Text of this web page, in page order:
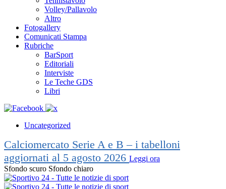
Volley/Pallavolo
Altro
Fotogallery
Comunicati Stampa
Rubriche
BarSport
Editoriali
Interviste
Le Teche GDS
Libri
Uncategorized
Calciomercato Serie A e B – i tabelloni
aggiornati al 5 agosto 2026 Leggi ora
Sfondo scuro Sfondo chiaro